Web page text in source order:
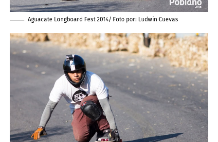
Aguacate Longboard Fest 2014/ Foto por: Ludwin Cuevas